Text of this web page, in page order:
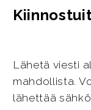
Lähetä viesti
mahdollista.
lähettää